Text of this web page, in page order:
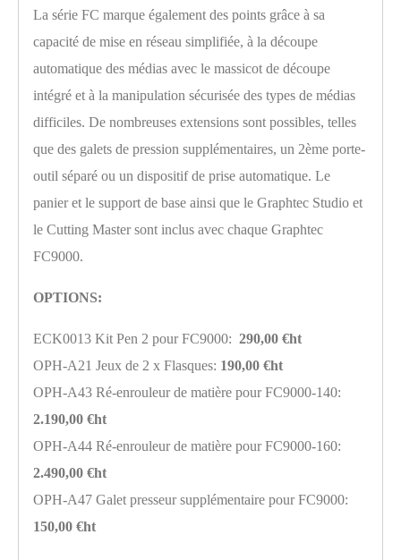
La série FC marque également des points grâce à sa
capacité de mise en réseau simplifiée, à la découpe
automatique des médias avec le massicot de découpe
intégré et à la manipulation sécurisée des types de médias
difficiles. De nombreuses extensions sont possibles, telles
que des galets de pression supplémentaires, un 2ème porte-
outil séparé ou un dispositif de prise automatique. Le
panier et le support de base ainsi que le Graphtec Studio et
le Cutting Master sont inclus avec chaque Graphtec
FC9000.
OPTIONS:
ECK0013 Kit Pen 2 pour FC9000: 290,00 €ht
OPH-A21 Jeux de 2 x Flasques: 190,00 €ht
OPH-A43 Ré-enrouleur de matière pour FC9000-140:
2.190,00 €ht
OPH-A44 Ré-enrouleur de matière pour FC9000-160:
2.490,00 €ht
OPH-A47 Galet presseur supplémentaire pour FC9000:
150,00 €ht